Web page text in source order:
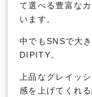
て選べる豊富な
います。
中でもSNSで大
DIPITY。
上品なグレイッ
感を上げてくれ